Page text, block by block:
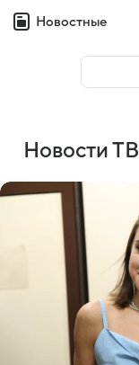
Новостные
Новости ТВ